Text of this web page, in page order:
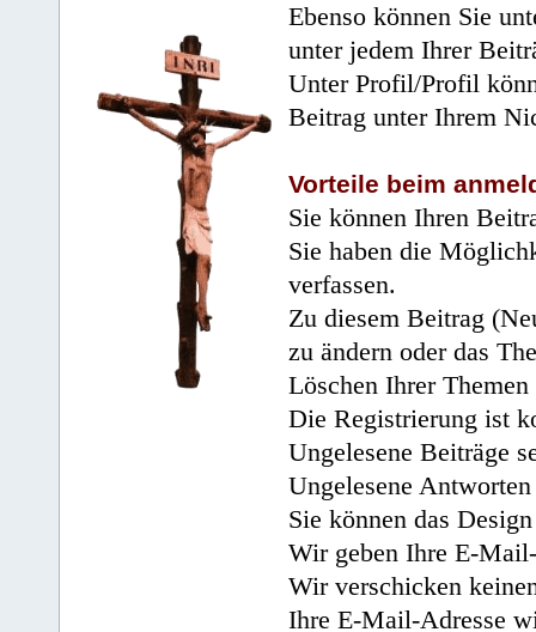
Ebenso können Sie
unter jedem Ihrer
Unter Profil/Profil
Beitrag unter Ihrem
Vorteile beim
Sie können Ihren
Sie haben die
verfassen.
Zu diesem Beitrag
zu ändern oder das
Löschen Ihrer
Die Registrierung ist
Ungelesene Beiträge
Ungelesene
Sie können das
Wir geben Ihre E-
Wir verschicken
Ihre E-Mail-Adresse